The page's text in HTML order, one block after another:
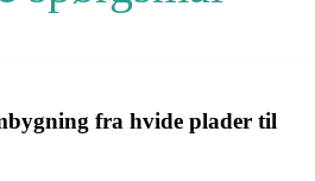
fra hvide plader til